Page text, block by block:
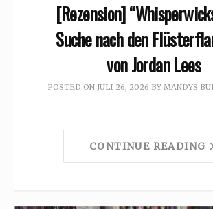
[Rezension]
Suche nach den
von Jordan Lees
POSTED ON JULI 26, 2026 BY MANDYS
CONTINUE READING